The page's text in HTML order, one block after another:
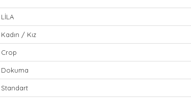
LİLA
Kadın / Kız
Crop
Dokuma
Standart